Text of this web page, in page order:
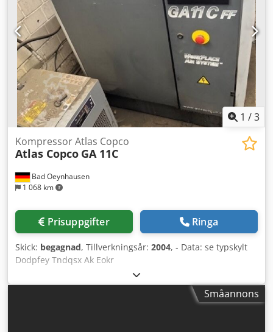
1 /3
Bad Oeynhausen
1 068 km
Kompressor Atlas Copco
Atlas Copco GA 11C
Prisuppgifter Ringa
Skick: begagnad, Tillverkningsår: 2004, - Data: se typskylt
Dodpfey Tndqsx Ak Eokr
Småannons